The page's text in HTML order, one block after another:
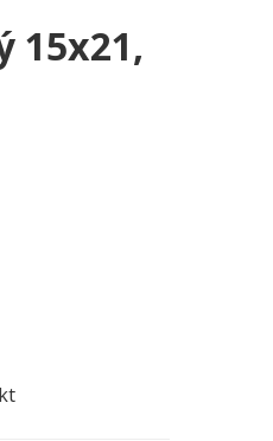
15x21,